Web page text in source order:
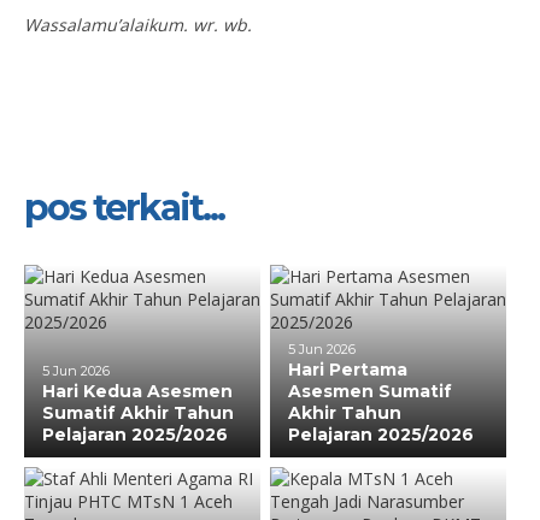
Wassalamu’alaikum. wr. wb.
pos terkait...
5 Jun 2026
Hari Kedua Asesmen
Sumatif Akhir Tahun
Pelajaran 2025/2026
5 Jun 2026
Hari Pertama
Asesmen Sumatif
Akhir Tahun
Pelajaran 2025/2026